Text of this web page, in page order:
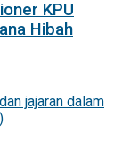
KPU
Hibah